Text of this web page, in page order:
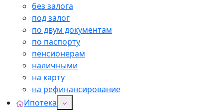
без залога
под залог
по двум документам
по паспорту
пенсионерам
наличными
на карту
на рефинансирование
Ипотека